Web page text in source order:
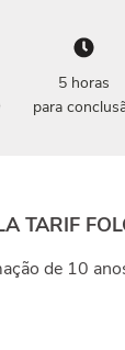
5 horas
para
TARIF
de 10